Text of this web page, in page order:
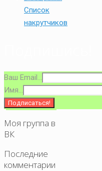
Список
накрутчиков
Ваш Email...
Имя...
Моя группа в
ВК
Последние
комментарии